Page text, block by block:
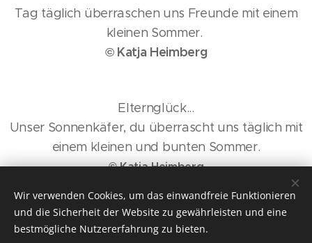
Tag täglich überraschen uns Freunde mit einem
kleinen Sommer.
© Katja Heimberg
Elternglück...
Unser Sonnenkäfer, du überrascht uns täglich mit
einem kleinen und bunten Sommer.
© Katja Heimberg
© 2026 Autorin Katja Heimberg / Bunte Lebensweisheiten und
Wir verwenden Cookies, um das einwandfreie Funktionieren
und die Sicherheit der Website zu gewährleisten und eine
bestmögliche Nutzererfahrung zu bieten.